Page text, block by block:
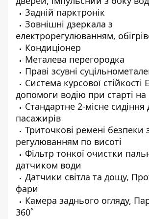
Задній парктронік
Зовнішні дзеркала з
електрорегулюванням,
Кондиціонер
Металева перегородка
Праві зсувні
Система курсової стійкості
допомоги водію при старті на
Стандартне 2-місне сидіння
пасажирів
Триточкові ремені безпеки
регулюванням по висоті
Фільтр тонкої очистки
датчиком води
Датчики світла та дощу,
фари
Камера заднього огляду,
360˚